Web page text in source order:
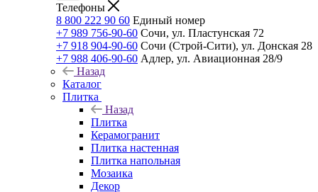
Телефоны
8 800 222 90 60 Единый номер
+7 989 756-90-60 Сочи, ул. Пластунская 72
+7 918 904-90-60 Сочи (Строй-Сити), ул. Донская 28
+7 988 406-90-60 Адлер, ул. Авиационная 28/9
Назад
Каталог
Плитка
Назад
Плитка
Керамогранит
Плитка настенная
Плитка напольная
Мозаика
Декор